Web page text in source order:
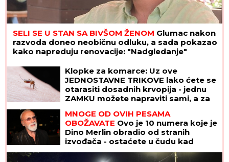
SELI SE U STAN SA BIVŠOM ŽENOM Glumac nakon
razvoda doneo neobičnu odluku, a sada pokazao
kako napreduju renovacije: "Nadgledanje"
Klopke za komarce: Uz ove
JEDNOSTAVNE TRIKOVE lako ćete se
otarasiti dosadnih krvopija - jednu
ZAMKU možete napraviti sami, a za
MNOGE OD OVIH PESAMA
OBOŽAVATE Ovo je 10 numera koje je
Dino Merlin obradio od stranih
izvođača - ostaćete u čudu kad
vidite spisak